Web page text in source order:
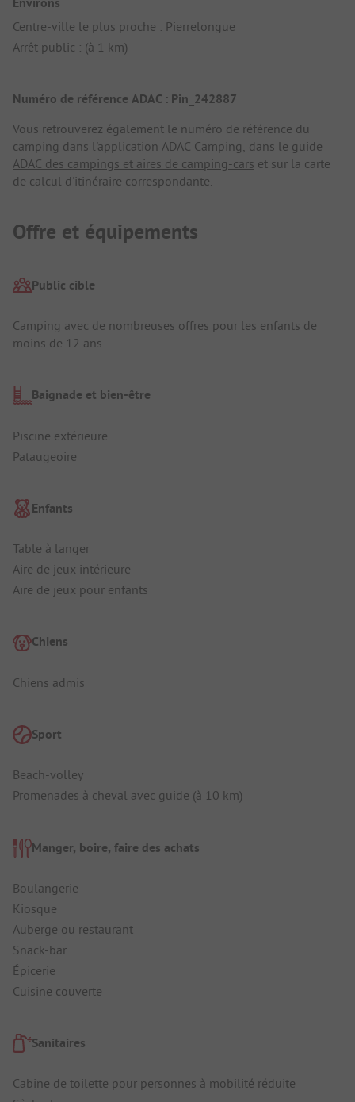
Centre-ville le plus proche : Pierrelongue
Arrêt public : (à 1 km)
Numéro de référence ADAC : Pin_242887
Vous retrouverez également le numéro de référence du
camping dans l'application ADAC Camping, dans le guide
ADAC des campings et aires de camping-cars et sur la carte
de calcul d'itinéraire correspondante.
Offre et équipements
Public cible
Camping avec de nombreuses offres pour les enfants de
moins de 12 ans
Baignade et bien-être
Piscine extérieure
Pataugeoire
Enfants
Table à langer
Aire de jeux intérieure
Aire de jeux pour enfants
Chiens
Chiens admis
Sport
Beach-volley
Promenades à cheval avec guide (à 10 km)
Manger, boire, faire des achats
Boulangerie
Kiosque
Auberge ou restaurant
Snack-bar
Épicerie
Cuisine couverte
Sanitaires
Cabine de toilette pour personnes à mobilité réduite